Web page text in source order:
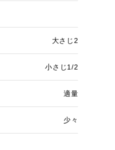
大さじ2
小さじ1/2
適量
少々